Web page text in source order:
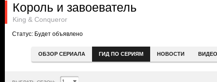
Король и завоеватель
King & Conqueror
Статус: Будет объявлено
ОБЗОР СЕРИАЛА ГИД ПО СЕРИЯМ НОВОСТИ ВИДЕО